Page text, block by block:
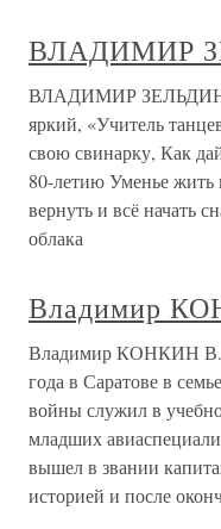
ВЛАДИМИР
ВЛАДИМИР ЗЕЛЬДИН
яркий, «Учитель
свою свинарку, Как
80-летию Уменье жить
вернуть и всё начать
облака
Владимир
Владимир КОНКИН В.
года в Саратове в
войны служил в
младших
вышел в звании
историей и после